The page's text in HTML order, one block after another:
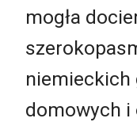
mogła
domowych i